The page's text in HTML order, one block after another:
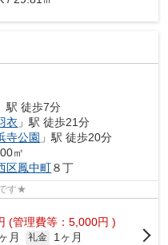
」駅 徒歩7分
衣 」駅 徒歩21分
寺公園 」駅 徒歩20分
㎡
区鳳中町８丁
す★
(管理費等：5,000円 )
月 礼金
1ヶ月